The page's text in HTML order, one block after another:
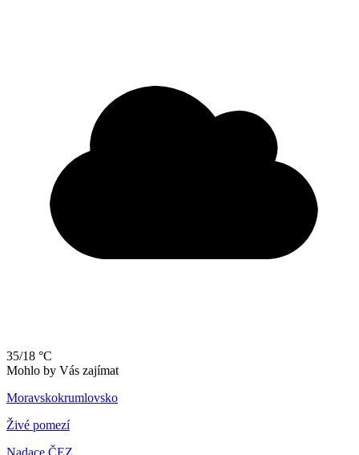
35/18 °C
Mohlo by Vás zajímat
Moravskokrumlovsko
Živé pomezí